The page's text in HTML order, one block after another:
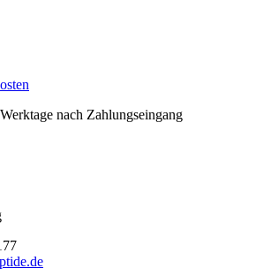
nach Zahlungseingang